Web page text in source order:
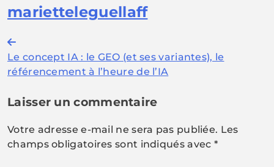
marietteleguellaff
Navigation
de
Le concept IA : le GEO (et ses variantes), le
référencement à l’heure de l’IA
Laisser un commentaire
Votre adresse e-mail ne sera pas publiée. Les
champs obligatoires sont indiqués avec *